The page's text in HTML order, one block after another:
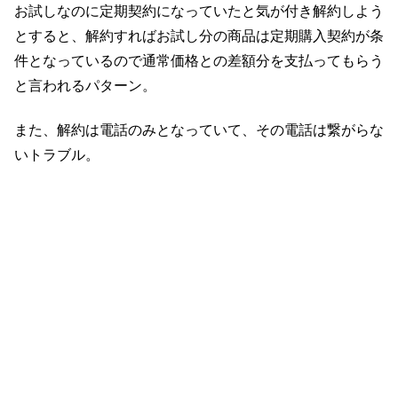
お試しなのに定期契約になっていたと気が付き解約しよう
とすると、解約すればお試し分の商品は定期購入契約が条
件となっているので通常価格との差額分を支払ってもらう
と言われるパターン。
また、解約は電話のみとなっていて、その電話は繋がらな
いトラブル。